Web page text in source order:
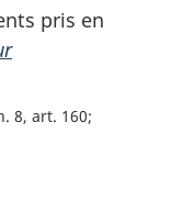
pris en
8, art. 160